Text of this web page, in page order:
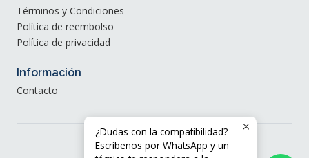
Términos y Condiciones
Política de reembolso
Política de privacidad
Información
Contacto
¿Dudas con la compatibilidad?
Escríbenos por WhatsApp y un